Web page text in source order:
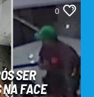
0
SER
NA FACE